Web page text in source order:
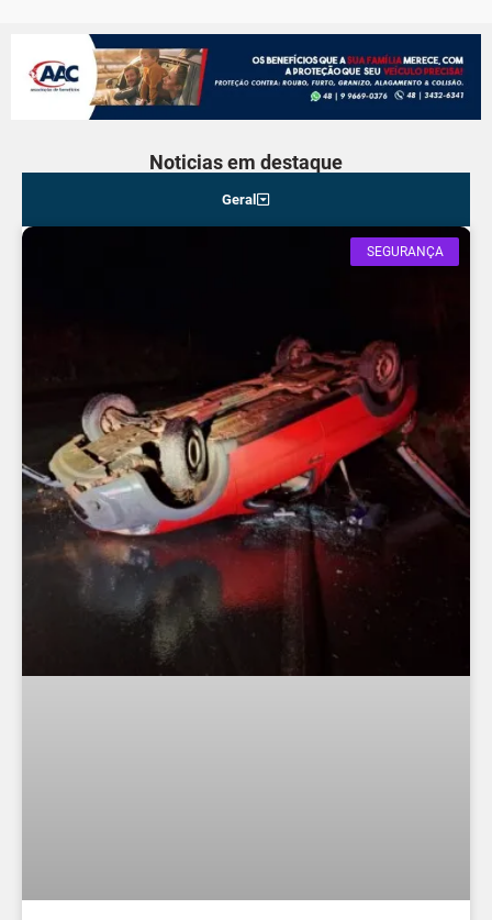
Noticias em destaque
Geral
SEGURANÇA